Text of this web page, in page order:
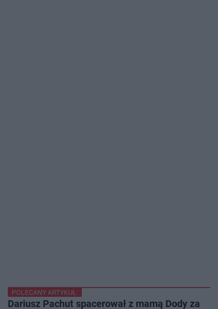
POLECANY ARTYKUŁ:
Dariusz Pachut spacerował z mamą Dody za